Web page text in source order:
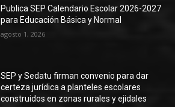
Publica SEP Calendario Escolar 2026-2027
para Educación Básica y Normal
agosto 1, 2026
SEP y Sedatu firman convenio para dar
certeza jurídica a planteles escolares
construidos en zonas rurales y ejidales